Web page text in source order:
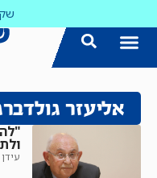
אליעזר
עידן